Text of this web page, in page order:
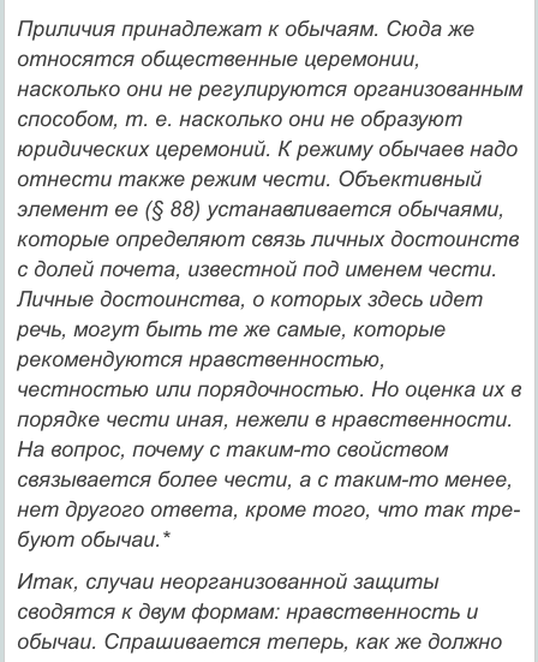
Приличия принадлежат к обычаям. Сюда же
относятся об­щественные церемонии,
насколько они не регулируются органи­зованным
способом, т. е. насколько они не образуют
юридиче­ских церемоний. К режиму обычаев надо
отнести также режим чести. Объективный
элемент ее (§ 88) устанавливается обычая­ми,
которые определяют связь личных достоинств
с долей поче­та, известной под именем чести.
Личные достоинства, о кото­рых здесь идет
речь, могут быть те же самые, которые
рекомендуются нравственностью,
честностью или порядочностью. Но оценка их в
порядке чести иная, нежели в нравственности.
На вопрос, почему с таким-то свойством
связывается более чести, а с таким-то менее,
нет другого ответа, кроме того, что так тре­
буют обычаи.*
Итак, случаи неорганизованной защиты
сводятся к двум фор­мам: нравственность и
обычаи. Спрашивается теперь, как же должно